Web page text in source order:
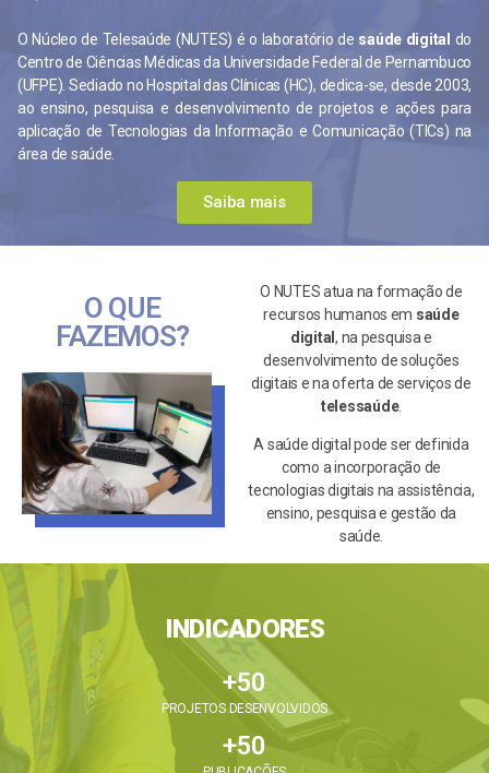
O Núcleo de Telesaúde (NUTES) é o laboratório de saúde digital do
Centro de Ciências Médicas da Universidade Federal de Pernambuco
(UFPE). Sediado no Hospital das Clínicas (HC), dedica-se, desde 2003,
ao ensino, pesquisa e desenvolvimento de projetos e ações para
aplicação de Tecnologias da Informação e Comunicação (TICs) na
área de saúde.
Saiba mais
O QUE
FAZEMOS?
O NUTES atua na formação de
recursos humanos em saúde
digital, na pesquisa e
desenvolvimento de soluções
digitais e na oferta de serviços de
telessaúde.
A saúde digital pode ser definida
como a incorporação de
tecnologias digitais na assistência,
ensino, pesquisa e gestão da
saúde.
INDICADORES
+50
PROJETOS DESENVOLVIDOS
+50